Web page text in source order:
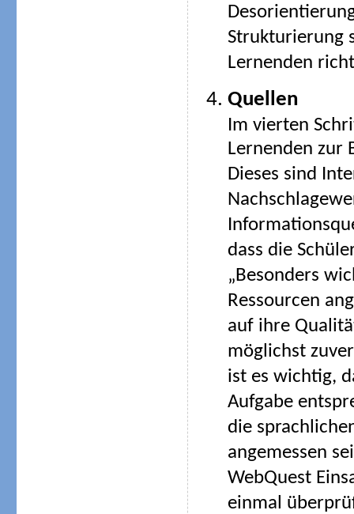
Strukturierung
Lernenden
Quellen
Im vierten
Lernenden zur
Dieses sind
dass die
„Besonders
Ressourcen
auf ihre
möglichst
ist es wichtig,
Aufgabe
die
angemessen
WebQuest
einmal